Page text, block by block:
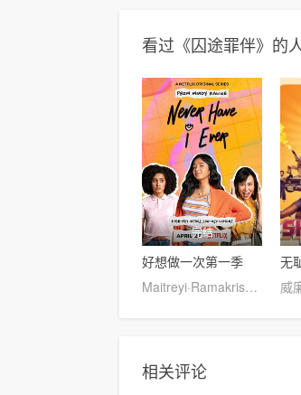
看过《囚途罪伴》的
完结
好想做一次第一季
Maitreyi·Ramakrishnan,普娜·贾甘纳坦,李·罗德里格斯,Richa·Moorjani,Martin·Martinez,Benjamin·Norris,亚当·沙皮罗,雷蒙娜·杨,Christina·Kartchner,Jaren·Lewison,Jack·Seavor·McDonald,Darren·Barnet,Dino·Petrera,Aitana·Rinab,Hanna·S
相关评论